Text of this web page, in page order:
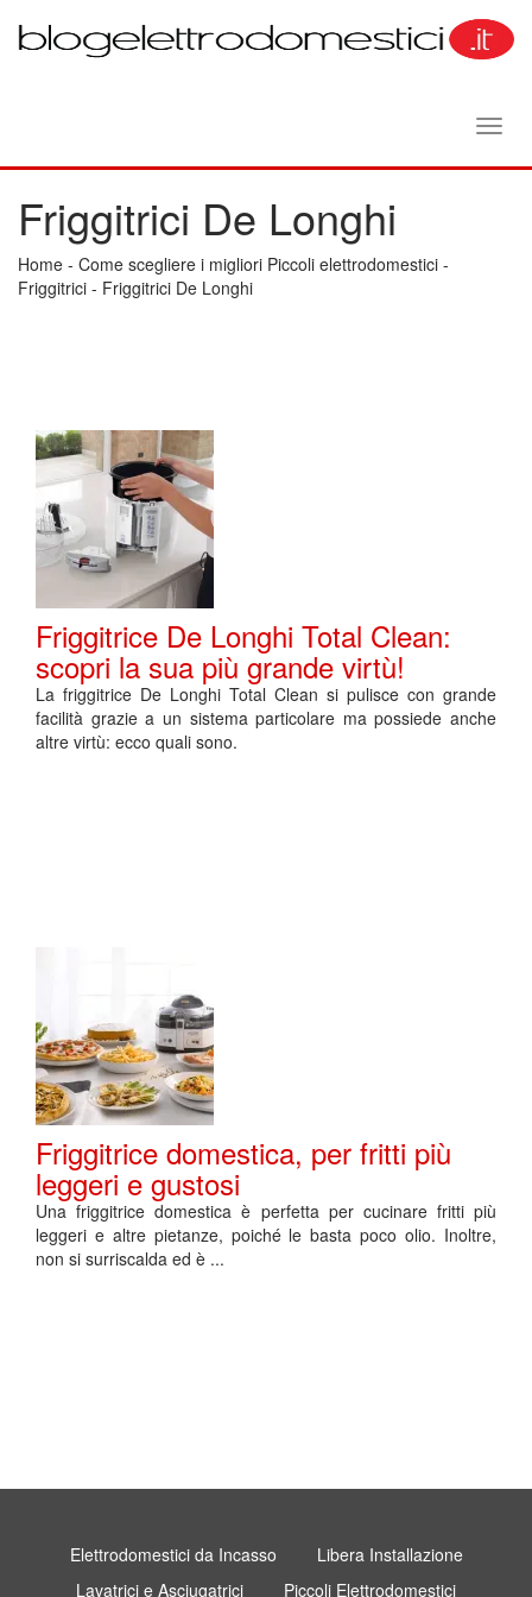
Friggitrici De Longhi
Home - Come scegliere i migliori Piccoli elettrodomestici -
Friggitrici - Friggitrici De Longhi
Friggitrice De Longhi Total Clean:
scopri la sua più grande virtù!
La friggitrice De Longhi Total Clean si pulisce con grande
facilità grazie a un sistema particolare ma possiede anche
altre virtù: ecco quali sono.
Friggitrice domestica, per fritti più
leggeri e gustosi
Una friggitrice domestica è perfetta per cucinare fritti più
leggeri e altre pietanze, poiché le basta poco olio. Inoltre,
non si surriscalda ed è ...
Elettrodomestici da Incasso
Libera Installazione
Lavatrici e Asciugatrici
Piccoli Elettrodomestici